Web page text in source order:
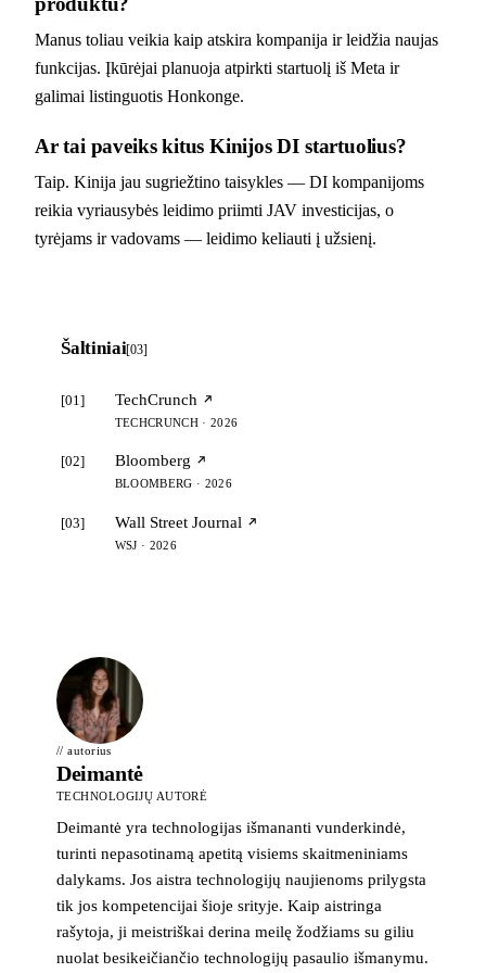
Manus toliau veikia kaip atskira kompanija ir leidžia naujas
funkcijas. Įkūrėjai planuoja atpirkti startuolį iš Meta ir
galimai listinguotis Honkonge.
Ar tai paveiks kitus Kinijos DI startuolius?
Taip. Kinija jau sugriežtino taisykles — DI kompanijoms
reikia vyriausybės leidimo priimti JAV investicijas, o
tyrėjams ir vadovams — leidimo keliauti į užsienį.
Šaltiniai[03]
[01] TechCrunch
TECHCRUNCH · 2026
[02] Bloomberg
BLOOMBERG · 2026
[03] Wall Street Journal
WSJ · 2026
// autorius
Deimantė
TECHNOLOGIJŲ AUTORĖ
Deimantė yra technologijas išmananti vunderkindė,
turinti nepasotinamą apetitą visiems skaitmeniniams
dalykams. Jos aistra technologijų naujienoms prilygsta
tik jos kompetencijai šioje srityje. Kaip aistringa
rašytoja, ji meistriškai derina meilę žodžiams su giliu
nuolat besikeičiančio technologijų pasaulio išmanymu.